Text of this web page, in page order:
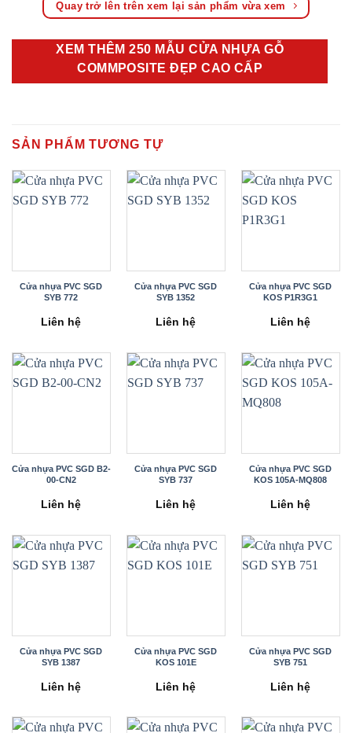
Quay trở lên trên xem lại sản phẩm vừa xem
XEM THÊM 250 MẪU CỬA NHỰA GỖ
COMMPOSITE ĐẸP CAO CẤP
SẢN PHẨM TƯƠNG TỰ
Cửa nhựa PVC SGD
SYB 772
Liên hệ
Cửa nhựa PVC SGD
SYB 1352
Liên hệ
Cửa nhựa PVC SGD
KOS P1R3G1
Liên hệ
Cửa nhựa PVC SGD B2-
00-CN2
Liên hệ
Cửa nhựa PVC SGD
SYB 737
Liên hệ
Cửa nhựa PVC SGD
KOS 105A-MQ808
Liên hệ
Cửa nhựa PVC SGD
SYB 1387
Liên hệ
Cửa nhựa PVC SGD
KOS 101E
Liên hệ
Cửa nhựa PVC SGD
SYB 751
Liên hệ